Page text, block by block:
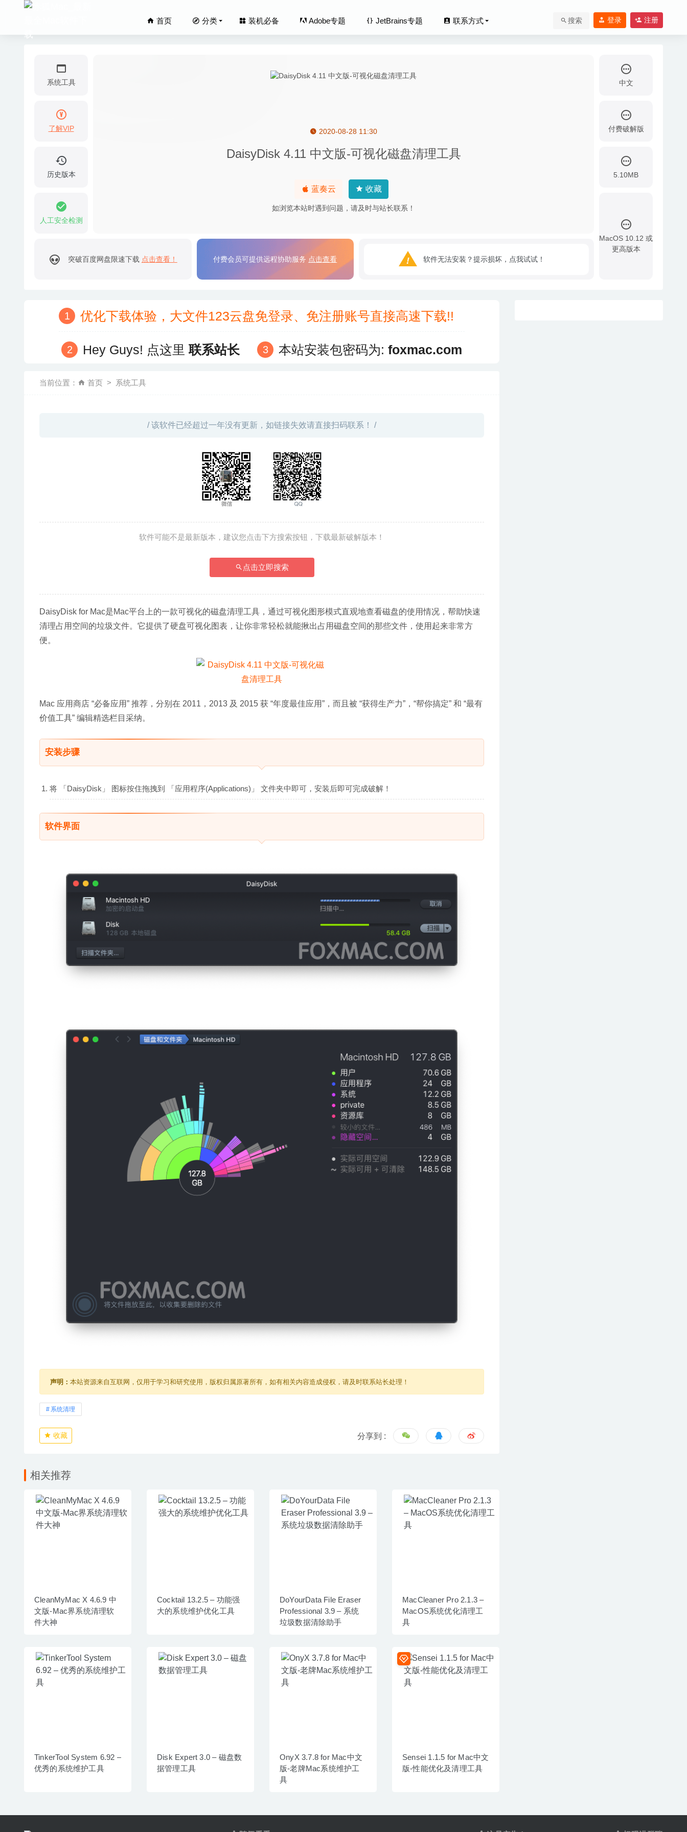
首页 分类 装机必备 Adobe专题 JetBrains专题 联系方式 搜索 登录 注册
系统工具
了解VIP
历史版本
人工安全检测
2020-08-28 11:30
DaisyDisk 4.11 中文版-可视化磁盘清理工具
蓝奏云 收藏
如浏览本站时遇到问题，请及时与站长联系！
中文
付费破解版
5.10MB
MacOS 10.12 或
更高版本
突破百度网盘限速下载 点击查看！ 付费会员可提供远程协助服务 点击查看 软件无法安装？提示损坏，点我试试！
优化下载体验，大文件123云盘免登录、免注册账号直接高速下载!!
Hey Guys! 点这里联系站长 本站安装包密码为: foxmac.com
当前位置： 首页 系统工具
/ 该软件已经超过一年没有更新，如链接失效请直接扫码联系！ /
软件可能不是最新版本，建议您点击下方搜索按钮，下载最新破解版本！
点击立即搜索
DaisyDisk for Mac是Mac平台上的一款可视化的磁盘清理工具，通过可视化图形模式直观地查看磁盘的使用情况，帮助快速
清理占用空间的垃圾文件。它提供了硬盘可视化图表，让你非常轻松就能揪出占用磁盘空间的那些文件，使用起来非常方
便。
Mac 应用商店 “必备应用” 推荐，分别在 2011，2013 及 2015 获 “年度最佳应用”，而且被 “获得生产力”，“帮你搞定” 和 “最有
价值工具” 编辑精选栏目采纳。
安装步骤
将 「DaisyDisk」 图标按住拖拽到 「应用程序(Applications)」 文件夹中即可，安装后即可完成破解！
软件界面
声明： 本站资源来自互联网，仅用于学习和研究使用，版权归属原著所有，如有相关内容造成侵权，请及时联系站长处理！
系统清理
收藏 分享到 :
相关推荐
CleanMyMac X 4.6.9 中
文版-Mac界系统清理软
件大神
Cocktail 13.2.5 – 功能强
大的系统维护优化工具
DoYourData File Eraser
Professional 3.9 – 系统
垃圾数据清除助手
MacCleaner Pro 2.1.3 –
MacOS系统优化清理工
具
TinkerTool System 6.92 –
优秀的系统维护工具
Disk Expert 3.0 – 磁盘数
据管理工具
OnyX 3.7.8 for Mac中文
版-老牌Mac系统维护工
具
Sensei 1.1.5 for Mac中文
版-性能优化及清理工具
Athentech Perfectly Clear Complete 3.10.0.1801 – 图像磨皮调色美化工具
2020-08-15